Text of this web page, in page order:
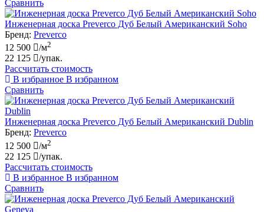
Сравнить
Инженерная доска Preverco Дуб Белый Американский Soho
Бренд: Preverco
12 500
/м2
22 125
/упак.
Рассчитать стоимость
В избранное В избранном
Сравнить
Инженерная доска Preverco Дуб Белый Американский Dublin
Бренд: Preverco
12 500
/м2
22 125
/упак.
Рассчитать стоимость
В избранное В избранном
Сравнить